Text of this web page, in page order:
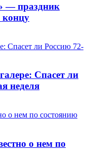
— праздник
концу
Спасет ли
неделя
о нем по